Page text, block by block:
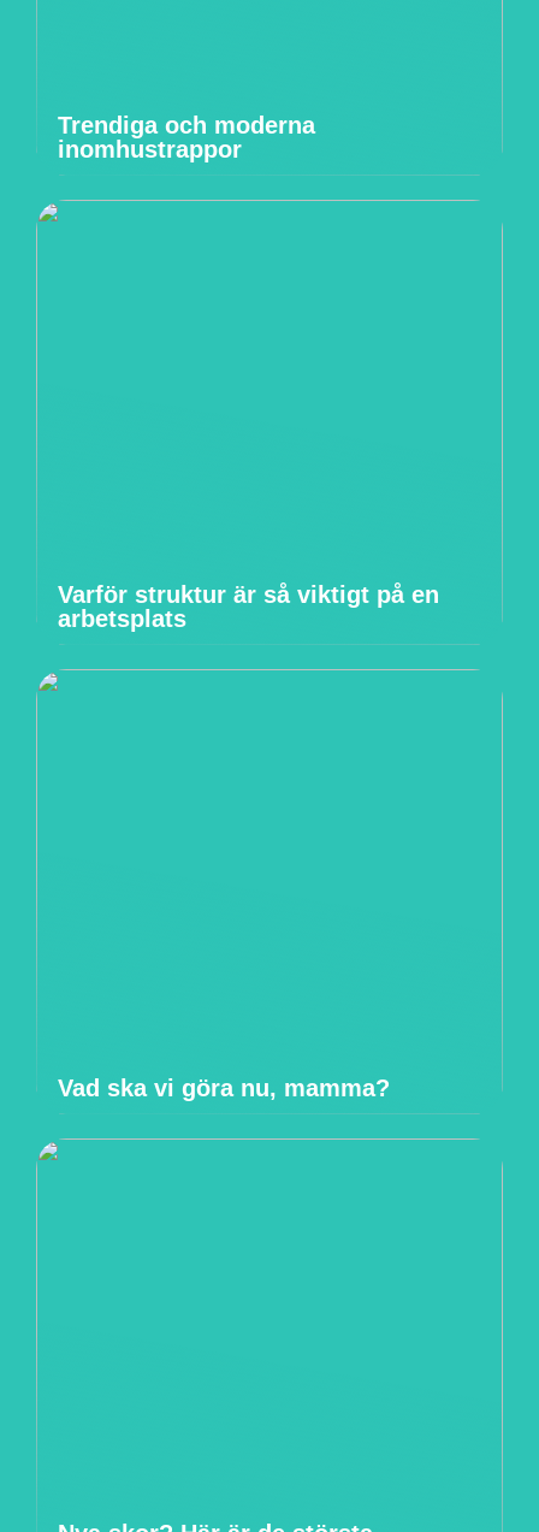
Trendiga och moderna
inomhustrappor
Varför struktur är så viktigt på en
arbetsplats
Vad ska vi göra nu, mamma?